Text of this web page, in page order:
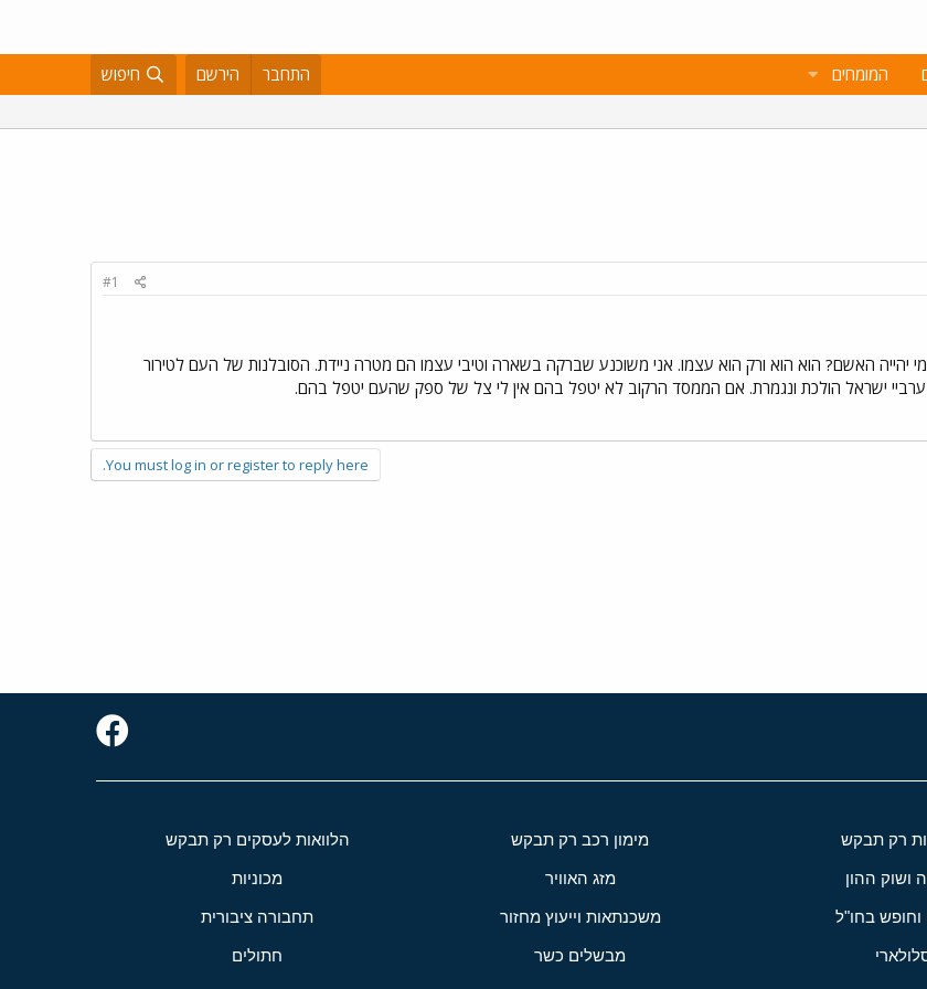
המומחים התחבר הירשם חיפוש
#1
יהייה האשם? הוא הוא ורק הוא עצמו. אני משוכנע שברקה בשארה וטיבי עצמו הם מטרה ניידת. הסובלנות של העם לטירור
ישראל הולכת ונגמרת. אם הממסד הרקוב לא יטפל בהם אין לי צל של ספק שהעם יטפל בהם.
You must log in or register to reply here.
רק תבקש מימון רכב רק תבקש הלוואות לעסקים רק תבקש
ושוק ההון מזג האוויר מכוניות
וחופש בחו"ל משכנתאות וייעוץ מחזור תחבורה ציבורית
מבשלים כשר חתולים